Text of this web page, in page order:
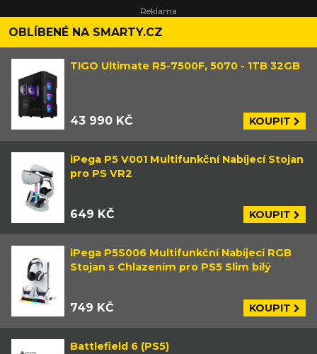
OBLÍBENÉ NA SMARTY.CZ
TIGO Ultimate R5-7500F, 5070 - 1TB 32GB
43 990 KČ KOUPIT
iPega P5 V001 Multifunkční Nabíjecí Stojan
pro PS VR2
649 KČ KOUPIT
iPega P5S006 Multifunkční Nabíjecí RGB
Stojan s Chlazením pro PS5 Slim bílý
749 KČ KOUPIT
Battlefield 6 (PS5)